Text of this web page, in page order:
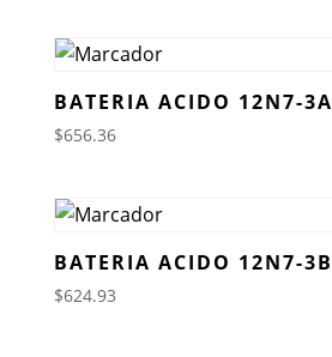
BATERIA ACIDO 12N7-3A
$656.36
BATERIA ACIDO 12N7-3B
$624.93